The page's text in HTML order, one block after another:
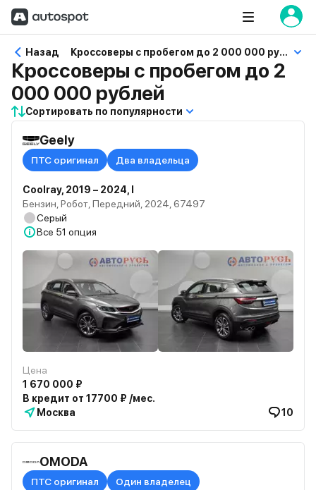
Назад Кроссоверы с пробегом до 2 000 000 рублей
Кроссоверы с пробегом до 2
000 000 рублей
Сортировать по популярности
Geely
ПТС оригинал Два владельца
Coolray, 2019 – 2024, I
Бензин, Робот, Передний, 2024, 67497
Серый
Все 51 опция
Цена
1 670 000 ₽
В кредит от 17700 ₽ /мес.
Москва
10
OMODA
ПТС оригинал Один владелец